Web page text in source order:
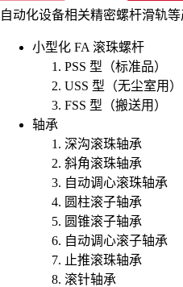
自动化设备相关精密螺杆滑轨
小型化 FA 滚珠螺杆
PSS 型（标准品）
USS 型（无尘室用）
FSS 型（搬送用）
轴承
深沟滚珠轴承
斜角滚珠轴承
自动调心滚珠轴承
圆柱滚子轴承
圆锥滚子轴承
自动调心滚子轴承
止推滚珠轴承
滚针轴承